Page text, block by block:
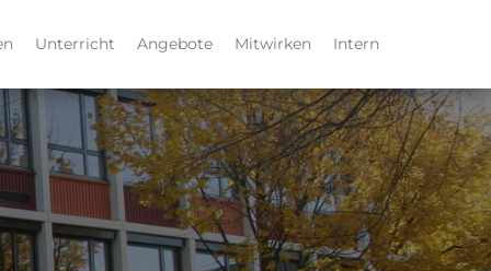
Unterricht Angebote Mitwirken Intern